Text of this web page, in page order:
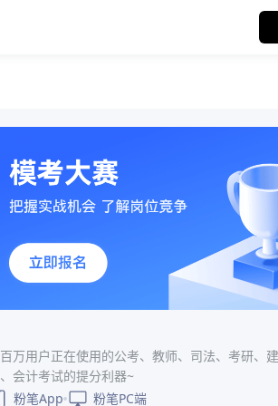
万用户正在使用的公考、教师、司法、考研、
会计考试的提分利器~
粉笔App
粉笔PC端